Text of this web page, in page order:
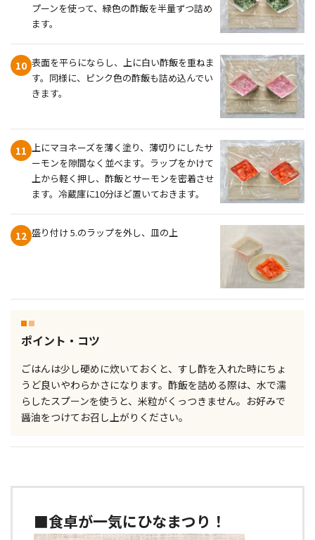
プーンを使って、緑色の酢飯を半量ずつ詰め
ます。
10 表面を平らにならし、上に白い酢飯を重ねま
す。同様に、ピンク色の酢飯も詰め込んでい
きます。
11 上にマヨネーズを薄く塗り、薄切りにしたサ
ーモンを隙間なく並べます。ラップをかけて
上から軽く押し、酢飯とサーモンを密着させ
ます。冷蔵庫に10分ほど置いておきます。
12 盛り付け 5.のラップを外し、皿の上
ポイント・コツ
ごはんは少し硬めに炊いておくと、すし酢を入れた時にちょ
うど良いやわらかさになります。酢飯を詰める際は、水で濡
らしたスプーンを使うと、米粒がくっつきません。お好みで
醤油をつけてお召し上がりください。
■食卓が一気にひなまつり！